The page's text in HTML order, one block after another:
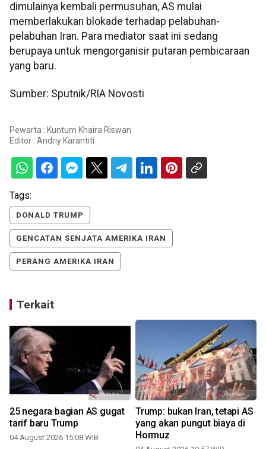
dimulainya kembali permusuhan, AS mulai
memberlakukan blokade terhadap pelabuhan-
pelabuhan Iran. Para mediator saat ini sedang
berupaya untuk mengorganisir putaran pembicaraan
yang baru.
Sumber: Sputnik/RIA Novosti
Pewarta : Kuntum Khaira Riswan
Editor : Andriy Karantiti
Tags:
DONALD TRUMP
GENCATAN SENJATA AMERIKA IRAN
PERANG AMERIKA IRAN
Terkait
25 negara bagian AS gugat
tarif baru Trump
04 August 2026 15:08 WIB
Trump: bukan Iran, tetapi AS
yang akan pungut biaya di
Hormuz